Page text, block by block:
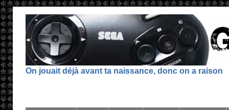
On jouait déjà avant ta naissance, donc on a raison